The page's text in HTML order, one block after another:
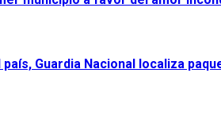
Guardia Nacional localiza